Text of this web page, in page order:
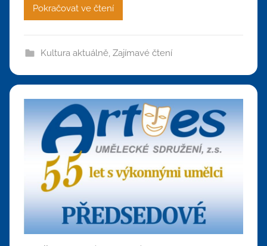
Pokračovat ve čtení
Kultura aktuálně, Zajímavé čtení